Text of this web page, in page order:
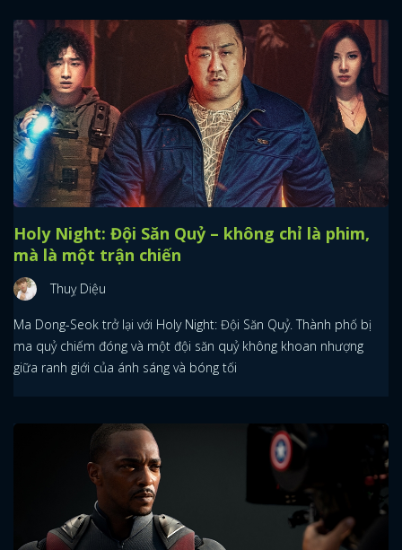
Holy Night: Đội Săn Quỷ – không chỉ là phim,
mà là một trận chiến
Thuỵ Diệu
Ma Dong-Seok trở lại với Holy Night: Đội Săn Quỷ. Thành phố bị
ma quỷ chiếm đóng và một đội săn quỷ không khoan nhượng
giữa ranh giới của ánh sáng và bóng tối